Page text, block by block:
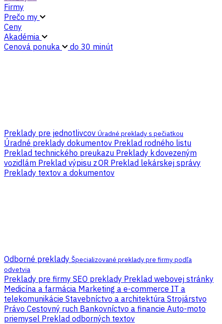
Firmy
Prečo my
Ceny
Akadémia
Cenová ponuka
do 30 minút
Preklady pre jednotlivcov Úradné preklady s pečiatkou
Úradné preklady dokumentov Preklad rodného listu
Preklad technického preukazu Preklady k dovezeným
vozidlám Preklad výpisu z OR Preklad lekárskej správy
Preklady textov a dokumentov
Odborné preklady Špecializované preklady pre firmy podľa
odvetvia
Preklady pre firmy SEO preklady Preklad webovej stránky
Medicína a farmácia Marketing a e-commerce IT a
telekomunikácie Stavebníctvo a architektúra Strojárstvo
Právo Cestovný ruch Bankovníctvo a financie Auto-moto
priemysel Preklad odborných textov